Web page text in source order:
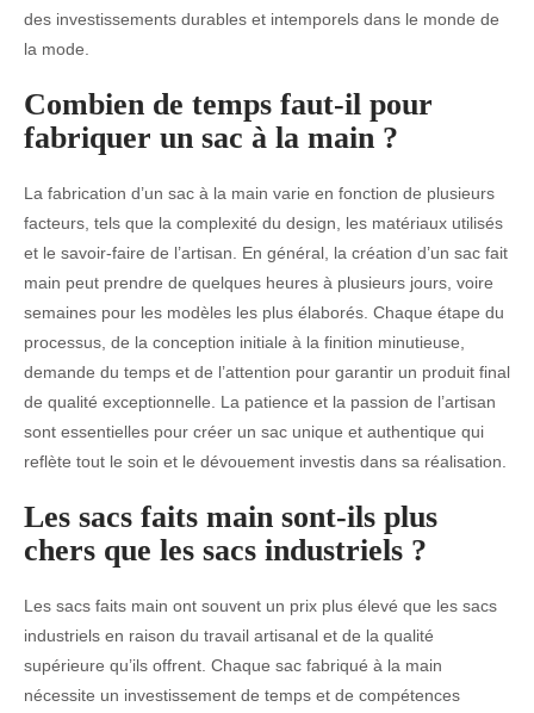
des investissements durables et intemporels dans le monde de
la mode.
Combien de temps faut-il pour
fabriquer un sac à la main ?
La fabrication d’un sac à la main varie en fonction de plusieurs
facteurs, tels que la complexité du design, les matériaux utilisés
et le savoir-faire de l’artisan. En général, la création d’un sac fait
main peut prendre de quelques heures à plusieurs jours, voire
semaines pour les modèles les plus élaborés. Chaque étape du
processus, de la conception initiale à la finition minutieuse,
demande du temps et de l’attention pour garantir un produit final
de qualité exceptionnelle. La patience et la passion de l’artisan
sont essentielles pour créer un sac unique et authentique qui
reflète tout le soin et le dévouement investis dans sa réalisation.
Les sacs faits main sont-ils plus
chers que les sacs industriels ?
Les sacs faits main ont souvent un prix plus élevé que les sacs
industriels en raison du travail artisanal et de la qualité
supérieure qu’ils offrent. Chaque sac fabriqué à la main
nécessite un investissement de temps et de compétences